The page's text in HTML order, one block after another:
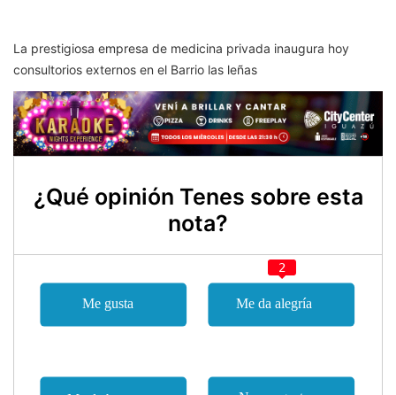
La prestigiosa empresa de medicina privada inaugura hoy
consultorios externos en el Barrio las leñas
¿Qué opinión Tenes sobre esta
nota?
2